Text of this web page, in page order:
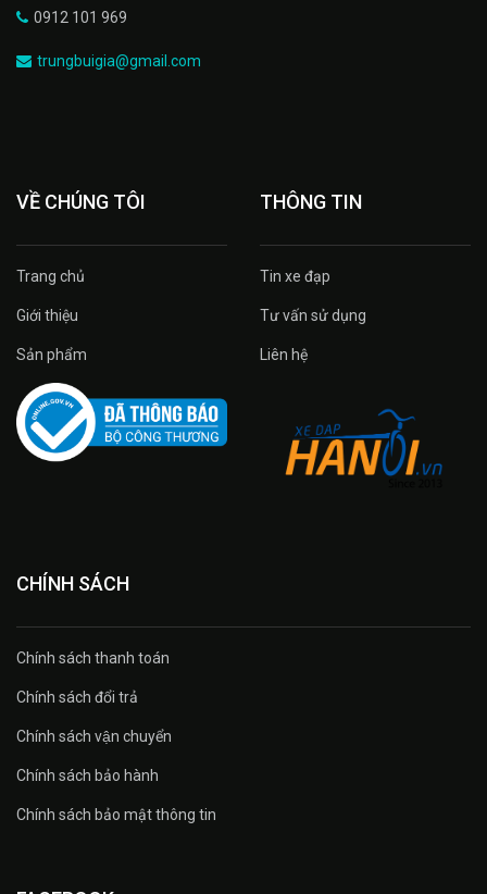
0912 101 969
trungbuigia@gmail.com
VỀ CHÚNG TÔI
Trang chủ
Giới thiệu
Sản phẩm
THÔNG TIN
Tin xe đạp
Tư vấn sử dụng
Liên hệ
CHÍNH SÁCH
Chính sách thanh toán
Chính sách đổi trả
Chính sách vận chuyển
Chính sách bảo hành
Chính sách bảo mật thông tin